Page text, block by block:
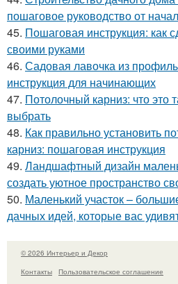
пошаговое руководство от
45. Пошаговая инструкция: как
своими руками
46. Садовая лавочка из
инструкция для начинающих
47. Потолочный карниз: что это
выбрать
48. Как правильно установить
карниз: пошаговая инструкция
49. Ландшафтный дизайн
создать уютное пространство
50. Маленький участок –
дачных идей, которые вас
© 2026 Интерьер и Декор
Контакты
Пользовательское соглашение